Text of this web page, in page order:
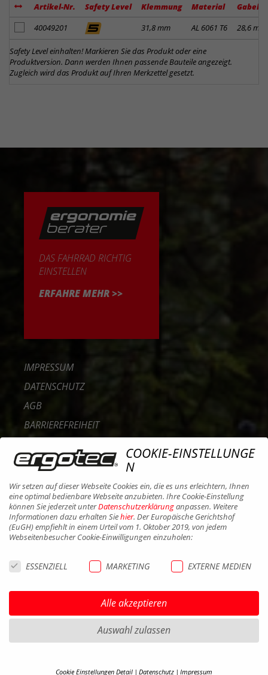
Artikel-Nr. Safety Level Klemmung Material
Artikel zum Merkzettel hinzufügen
40049201 31,8 mm AL 6061 T6 28,6 mm
Safety Level einhalten! Markieren Sie das Produkt oder eine
Produktversion. Dann werden Ihnen passende Bauteile angezeigt.
Zugleich wird das Produkt auf Ihren Merkzettel gesetzt.
DAS FAHRRAD RICHTIG
EINSTELLEN
ERFAHRE MEHR >>
IMPRESSUM
DATENSCHUTZ
AGB
BARRIEREFREIHEIT
KARRIERE
B2B PORTAL
COOKIES
COOKIE-EINSTELLUNGE
N
Wir setzen auf dieser Webseite Cookies ein, die es uns erleichtern, Ihnen
eine optimal bedienbare Webseite anzubieten. Ihre Cookie-Einstellung
können Sie jederzeit unterDatenschutzerklärunganpassen. Weitere
Informationen dazu erhalten Siehier. Der Europäische Gerichtshof
(EuGH) empfiehlt in einem Urteil vom 1. Oktober 2019, von jedem
Webseitenbesucher Cookie-Einwilligungen einzuholen:
ESSENZIELL MARKETING EXTERNE MEDIEN
Alle akzeptieren
Auswahl zulassen
Cookie Einstellungen Detail Datenschutz Impressum